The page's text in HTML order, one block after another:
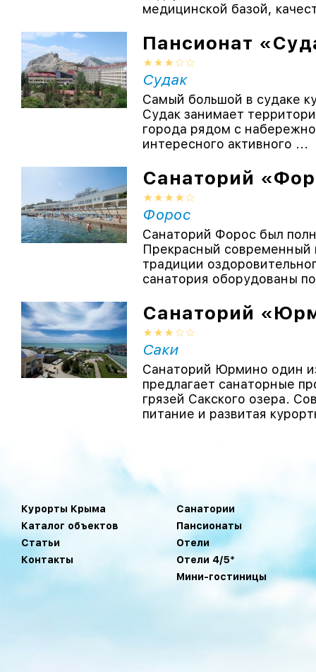
медицинской базой,
Пансионат
Судак
Самый большой в судаке
Судак занимает
города рядом с
интересного активного ...
Санаторий
Форос
Санаторий Форос был
Прекрасный современный
традиции
санатория оборудованы
Санаторий
Саки
Санаторий Юрмино один
предлагает санаторные
грязей Сакского озера.
питание и развитая
Курорты Крыма
Каталог объектов
Статьи
Контакты
Санатории
Пансионаты
Отели
Отели 4/5*
Мини-гостиницы